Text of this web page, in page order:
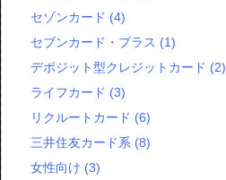
セゾンカード (4)
セブンカード・プラス (1)
デポジット型クレジットカード (2)
ライフカード (3)
リクルートカード (6)
三井住友カード系 (8)
女性向け (3)